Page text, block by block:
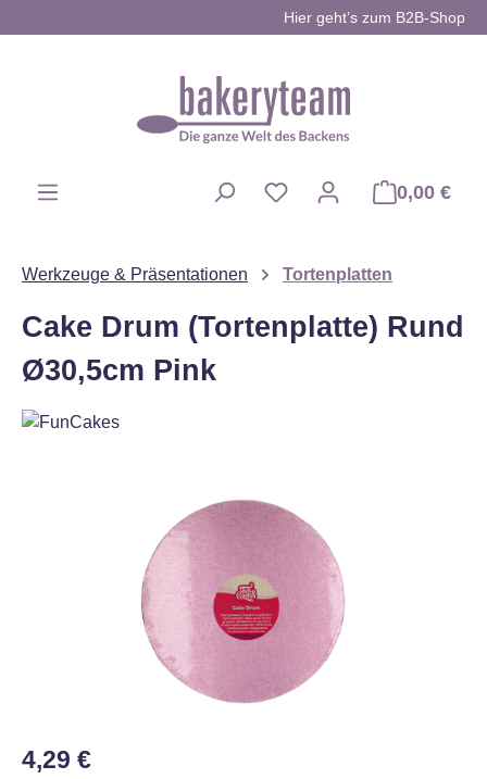
Hier geht’s zum B2B-Shop
0,00 €
Werkzeuge & Präsentationen Tortenplatten
Cake Drum (Tortenplatte) Rund
Ø30,5cm Pink
Regulärer Preis:
4,29 €